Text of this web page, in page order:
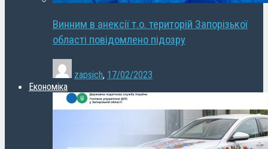
Винним в анексії т.о. територій Запорізької
області повідомлено підозру
zapsich, 17/02/2023
Економіка